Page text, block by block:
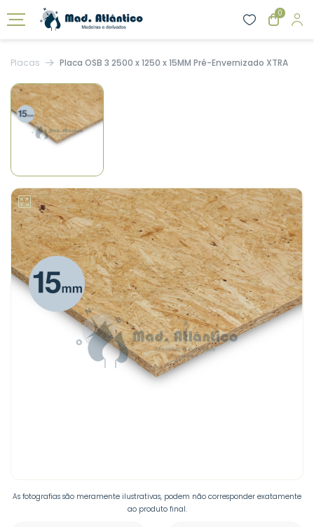
0
Placas Placa OSB 3 2500 x 1250 x 15MM Pré-Envernizado XTRA
As fotografias são meramente ilustrativas, podem não corresponder exatamente
ao produto final.